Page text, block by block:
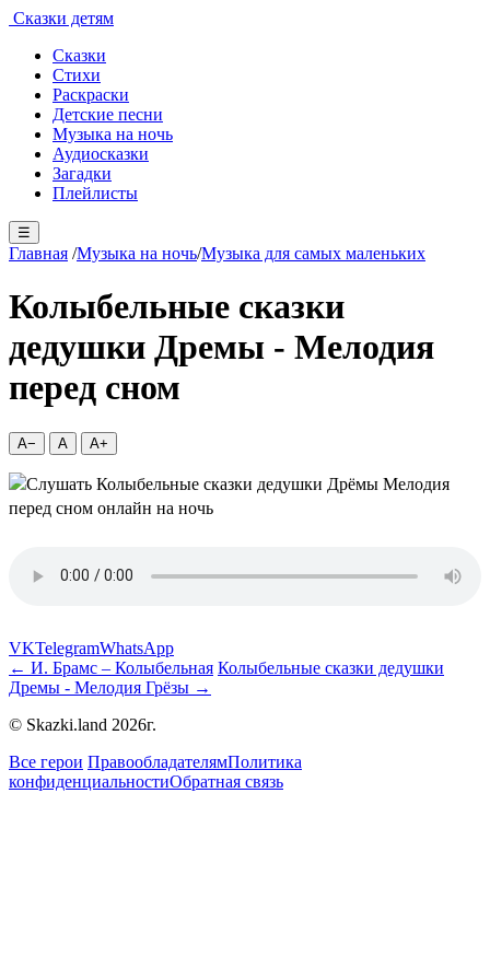
Сказки детям
Сказки
Стихи
Раскраски
Детские песни
Музыка на ночь
Аудиосказки
Загадки
Плейлисты
☰
Главная /Музыка на ночь/Музыка для самых маленьких
Колыбельные сказки
дедушки Дремы - Мелодия
перед сном
A− A A+
VKTelegramWhatsApp
← И. Брамс – Колыбельная Колыбельные сказки дедушки
Дремы - Мелодия Грёзы →
© Skazki.land 2026г.
Все герои ПравообладателямПолитика
конфиденциальностиОбратная связь